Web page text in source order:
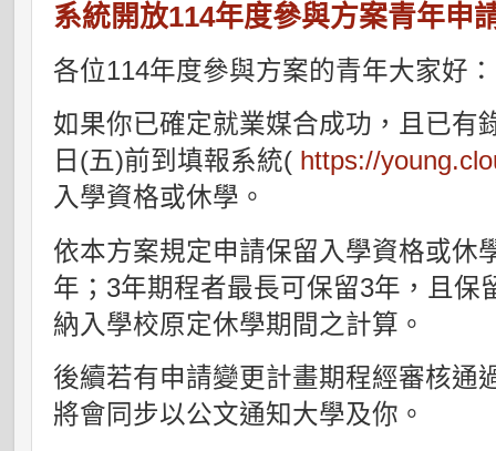
系統開放114年度參與方案青年申
各位114年度參與方案的青年大家好：
如果你已確定就業媒合成功，且已有
日(五)前到填報系統( https://
入學資格或休學。
依本方案規定申請保留入學資格或休
年；3年期程者最長可保留3年，且保
納入學校原定休學期間之計算。
後續若有申請變更計畫期程經審核通
將會同步以公文通知大學及你。